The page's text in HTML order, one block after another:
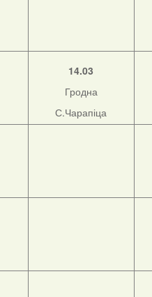
14.03
Гродна
С.Чарапіца